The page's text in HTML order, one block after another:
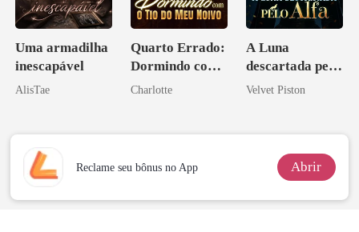
Uma armadilha
inescapável
AlisTae
Quarto Errado:
Dormindo com
o Tio do Meu
Charlotte
A Luna
descartada pelo
Alfa
Velvet Piston
Reclame seu bônus no App Abrir